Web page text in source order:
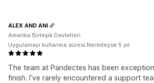
The team at Pandectes has been
finish. I’ve rarely encountered a support
ALEX AND ANI
Amerika Birleşik Devletleri
Uygulamayı kullanma süresi:Neredeyse 5 yıl